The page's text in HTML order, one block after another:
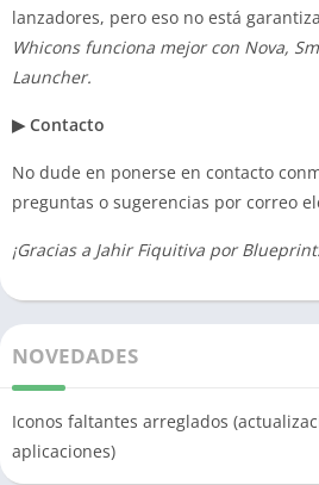
lanzadores, pero eso no está
Whicons funciona mejor con Nova,
Launcher.
▶ Contacto
No dude en ponerse en contacto
preguntas o sugerencias por correo
¡Gracias a Jahir Fiquitiva por
NOVEDADES
Iconos faltantes arreglados
aplicaciones)